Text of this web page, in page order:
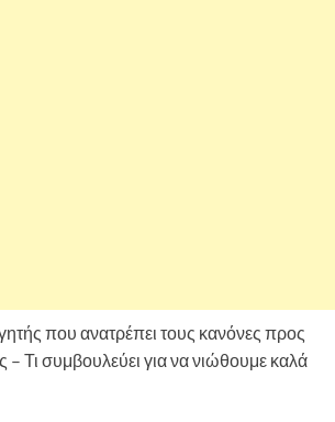
που ανατρέπει τους κανόνες προς
– Τι συμβουλεύει για να νιώθουμε καλά